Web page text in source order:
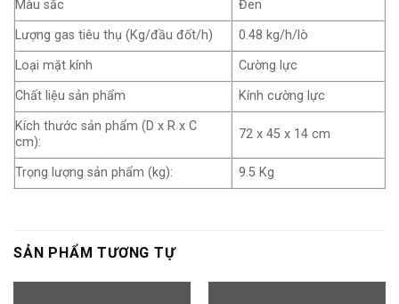
Màu sắc
Đen
Lượng gas tiêu thụ (Kg/đầu đốt/h)
0.48 kg/h/lò
Loại mặt kính
Cường lực
Chất liệu sản phẩm
Kính cường lực
Kích thước sản phẩm (D x R x C
cm):
72 x 45 x 14 cm
Trọng lượng sản phẩm (kg): 9.5 Kg
SẢN PHẨM TƯƠNG TỰ